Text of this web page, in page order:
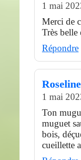
1 mai
Merci de
Très belle
Répondre
Roseline
1 mai
Ton
muguet
bois,
cueillette